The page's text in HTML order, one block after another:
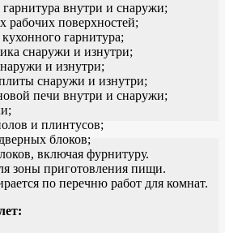
внутри и снаружи;
рабочих поверхностей;
гарнитура;
снаружи и изнутри;
и изнутри;
снаружи и изнутри;
печи внутри и снаружи;
и плинтусов;
блоков;
включая фурнитуру.
зоны приготовления пищи.
по перечню работ для комнат.